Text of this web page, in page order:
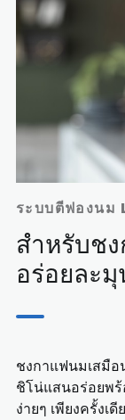
ระบบตีฟองนม
สำหรับช
อร่อยละ
ชงกาแฟนมเสมื
ชิโน่แสนอร่อยพร้
ง่ายๆ เพียงครั้งเดี